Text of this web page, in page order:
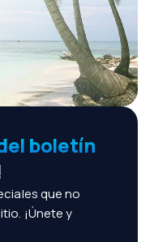
boletín
que no
¡Únete y